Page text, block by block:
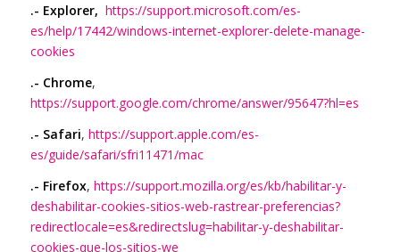
.- Explorer, https://support.microsoft.com/es-
es/help/17442/windows-internet-explorer-delete-manage-
cookies
.- Chrome,
https://support.google.com/chrome/answer/95647?hl=es
.- Safari, https://support.apple.com/es-
es/guide/safari/sfri11471/mac
.- Firefox, https://support.mozilla.org/es/kb/habilitar-y-
deshabilitar-cookies-sitios-web-rastrear-preferencias?
redirectlocale=es&redirectslug=habilitar-y-deshabilitar-
cookies-que-los-sitios-we